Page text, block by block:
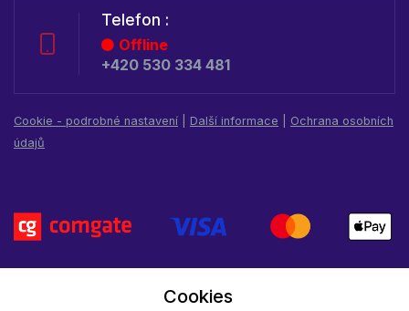
Telefon :
Offline
+420 530 334 481
Cookie - podrobné nastavení Další informace
Ochrana osobních
údajů
Cookies